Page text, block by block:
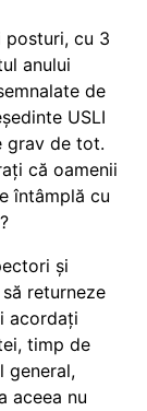
posturi, cu 3
anului
de
USLI
grav de tot.
că oamenii
întâmplă cu
și
returneze
acordați
timp de
general,
aceea nu